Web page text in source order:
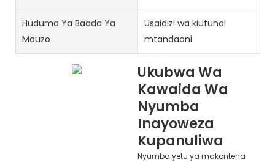
Huduma Ya Baada Ya
Mauzo
Usaidizi wa kiufundi
mtandaoni
Ukubwa Wa
Kawaida Wa
Nyumba
Inayoweza
Kupanuliwa
Nyumba yetu ya makontena